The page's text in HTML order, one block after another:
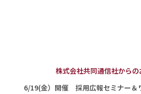
株式会社共同通信社からの
6/19(金）開催 採用広報セミナー＆